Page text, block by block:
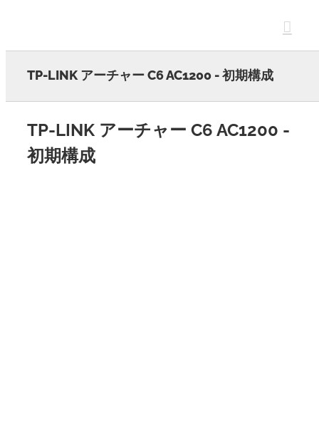
TP-LINK アーチャー C6 AC1200 - 初期構成
TP-LINK アーチャー C6 AC1200 -
初期構成